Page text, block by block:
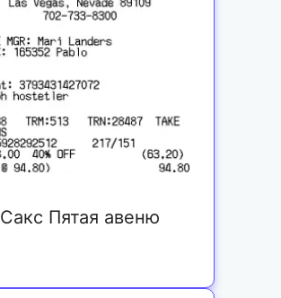
Сакс Пятая авеню